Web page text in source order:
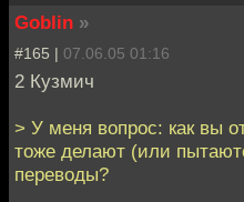
Goblin »
#165 | 07.06.05 01:16
2 Кузмич
> У меня вопрос: как вы
тоже делают (или
переводы?